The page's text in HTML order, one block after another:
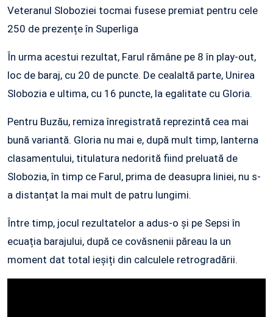
Veteranul Sloboziei tocmai fusese premiat pentru cele
250 de prezențe în Superliga
În urma acestui rezultat, Farul rămâne pe 8 în play-out,
loc de baraj, cu 20 de puncte. De cealaltă parte, Unirea
Slobozia e ultima, cu 16 puncte, la egalitate cu Gloria.
Pentru Buzău, remiza înregistrată reprezintă cea mai
bună variantă. Gloria nu mai e, după mult timp, lanterna
clasamentului, titulatura nedorită fiind preluată de
Slobozia, în timp ce Farul, prima de deasupra liniei, nu s-
a distanțat la mai mult de patru lungimi.
Între timp, jocul rezultatelor a adus-o și pe Sepsi în
ecuația barajului, după ce covăsnenii păreau la un
moment dat total ieșiți din calculele retrogradării.